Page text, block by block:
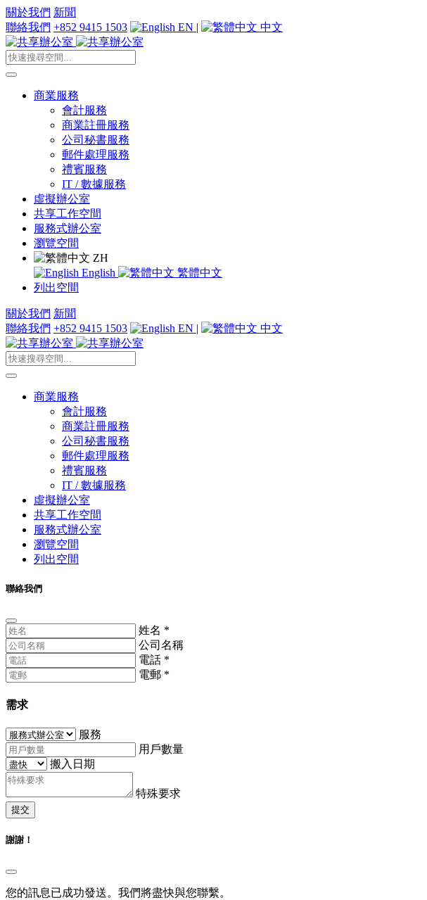
關於我們 新聞
聯絡我們 +852 9415 1503 EN | 中文
商業服務
會計服務
商業註冊服務
公司秘書服務
郵件處理服務
禮賓服務
IT / 數據服務
虛擬辦公室
共享工作空間
服務式辦公室
瀏覽空間
ZH
English
繁體中文
列出空間
關於我們 新聞
聯絡我們 +852 9415 1503 EN | 中文
商業服務
會計服務
商業註冊服務
公司秘書服務
郵件處理服務
禮賓服務
IT / 數據服務
虛擬辦公室
共享工作空間
服務式辦公室
瀏覽空間
列出空間
聯絡我們
姓名 *
公司名稱
電話 *
電郵 *
需求
服務
用戶數量
搬入日期
特殊要求
提交
謝謝！
您的訊息已成功發送。我們將盡快與您聯繫。